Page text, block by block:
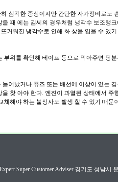
심각한 증상이지만 간단한 자가정비로도
을 때 에는 김씨의 경우처럼 냉각수 보조탱
거워진 냉각수로 인해 화 상을 입을 수 있
부위를 확인해 테이프 등으로 막아주면 당
늘어났거나 퓨즈 또는 배선에 이상이 있는
을 찾 아야 한다. 엔진이 과열된 상태에서 주
체해야 하는 불상사도 발생 할 수 있기 때문
Expert Super Customer Adviser 경기도 성남시